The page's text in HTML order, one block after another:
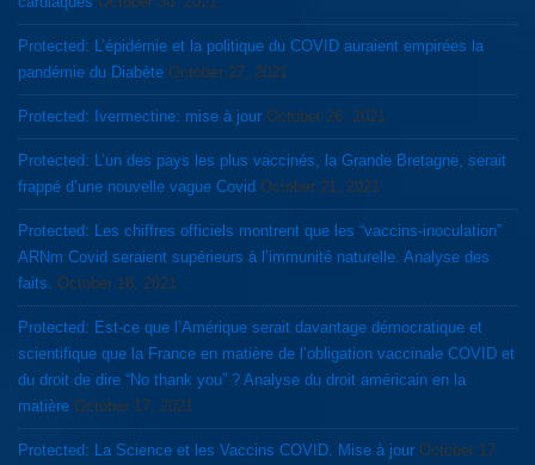
Protected: L’épidémie et la politique du COVID auraient empirées la
pandémie du Diabète October 27, 2021
Protected: Ivermectine: mise à jour October 26, 2021
Protected: L’un des pays les plus vaccinés, la Grande Bretagne, serait
frappé d’une nouvelle vague Covid October 21, 2021
Protected: Les chiffres officiels montrent que les “vaccins-inoculation”
ARNm Covid seraient supérieurs à l’immunité naturelle. Analyse des
faits.
October 18, 2021
Protected: Est-ce que l’Amérique serait davantage démocratique et
scientifique que la France en matière de l’obligation vaccinale COVID et
du droit de dire “No thank you” ? Analyse du droit américain en la
matière October 17, 2021
Protected: La Science et les Vaccins COVID. Mise à jour October 17,